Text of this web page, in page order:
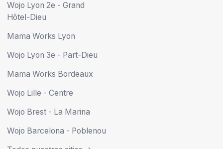
Wojo Lyon 2e - Grand
Hôtel-Dieu
Mama Works Lyon
Wojo Lyon 3e - Part-Dieu
Mama Works Bordeaux
Wojo Lille - Centre
Wojo Brest - La Marina
Wojo Barcelona - Poblenou